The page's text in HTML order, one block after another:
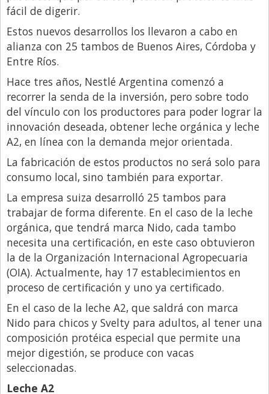
Publicidad y Marketing
Real Estate y Propiedades
Responsabilidad Social
Salidas
Santa Fe
Show Business
Sociedad
Tendencias
Viajes
fácil de digerir.
Estos nuevos desarrollos los llevaron a cabo en
alianza con 25 tambos de Buenos Aires, Córdoba y
Entre Ríos.
Hace tres años, Nestlé Argentina comenzó a
recorrer la senda de la inversión, pero sobre todo
del vínculo con los productores para poder lograr la
innovación deseada, obtener leche orgánica y leche
A2, en línea con la demanda mejor orientada.
La fabricación de estos productos no será solo para
consumo local, sino también para exportar.
La empresa suiza desarrolló 25 tambos para
trabajar de forma diferente. En el caso de la leche
orgánica, que tendrá marca Nido, cada tambo
necesita una certificación, en este caso obtuvieron
la de la Organización Internacional Agropecuaria
(OIA). Actualmente, hay 17 establecimientos en
proceso de certificación y uno ya certificado.
En el caso de la leche A2, que saldrá con marca
Nido para chicos y Svelty para adultos, al tener una
composición protéica especial que permite una
mejor digestión, se produce con vacas
seleccionadas.
Leche A2